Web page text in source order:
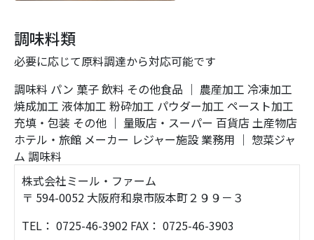
調味料類
必要に応じて原料調達から対応可能です
調味料 パン 菓子飲料 その他食品 ｜ 農産加工 冷凍加工
焼成加工 液体加工 粉砕加工 パウダー加工 ペースト加工
充填・包装 その他 ｜ 量販店・スーパー 百貨店土産物店
ホテル・旅館 メーカー レジャー施設業務用 ｜ 惣菜ジャ
ム 調味料
株式会社ミール・ファーム
〒 594-0052 大阪府和泉市阪本町２９９－３
TEL： 0725-46-3902 FAX： 0725-46-3903